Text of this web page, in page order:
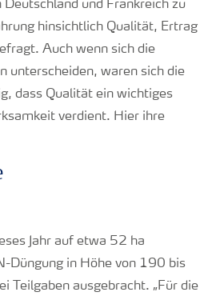
und Frankreich zu
hinsichtlich Qualität, Ertrag
Auch wenn sich die
unterscheiden, waren sich die
dass Qualität ein wichtiges
verdient. Hier ihre
Jahr auf etwa 52 ha
Düngung in Höhe von 190 bis
Teilgaben ausgebracht. „Für die